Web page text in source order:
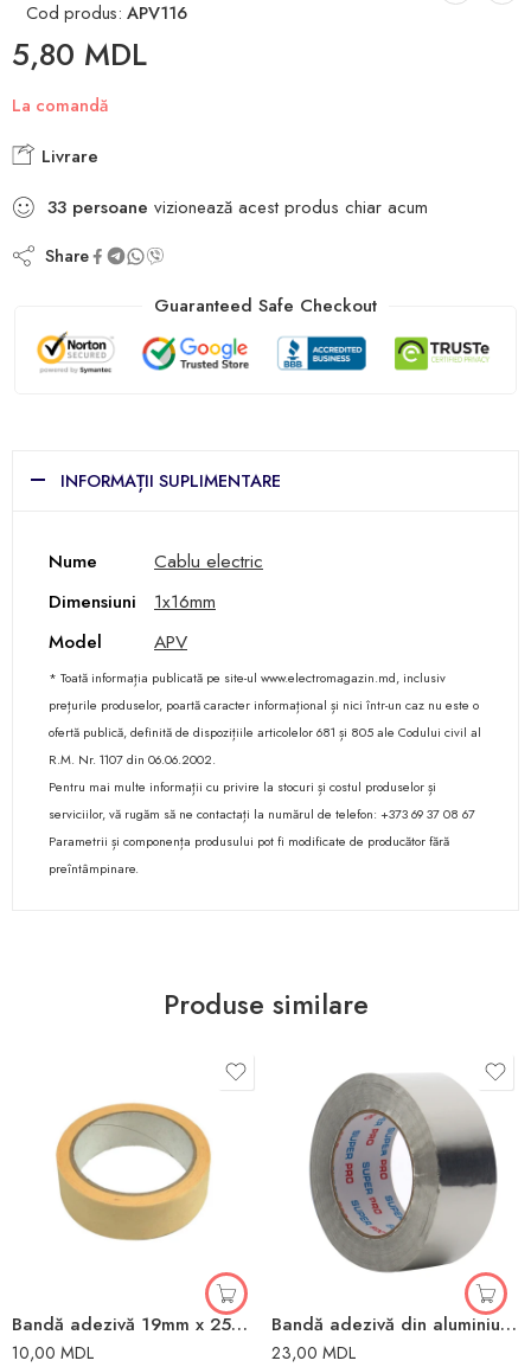
Cod produs: APV116
5,80 MDL
La comandă
Livrare
33 persoane vizionează acest produs chiar acum
Share
Guaranteed Safe Checkout
INFORMAȚII SUPLIMENTARE
Nume
Cablu electric
Dimensiuni
1x16mm
Model
APV
* Toată informația publicată pe site-ul www.electromagazin.md, inclusiv
prețurile produselor, poartă caracter informațional și nici într-un caz nu este o
ofertă publică, definită de dispozițiile articolelor 681 și 805 ale Codului civil al
R.M. Nr. 1107 din 06.06.2002.
Pentru mai multe informații cu privire la stocuri și costul produselor și
serviciilor, vă rugăm să ne contactați la numărul de telefon: +373 69 37 08 67
Parametrii și componența produsului pot fi modificate de producător fără
preîntâmpinare.
Produse similare
Bandă adezivă 19mm x 25m Toya
10,00 MDL
Bandă adezivă din aluminiu 48mm x 10m
23,00 MDL